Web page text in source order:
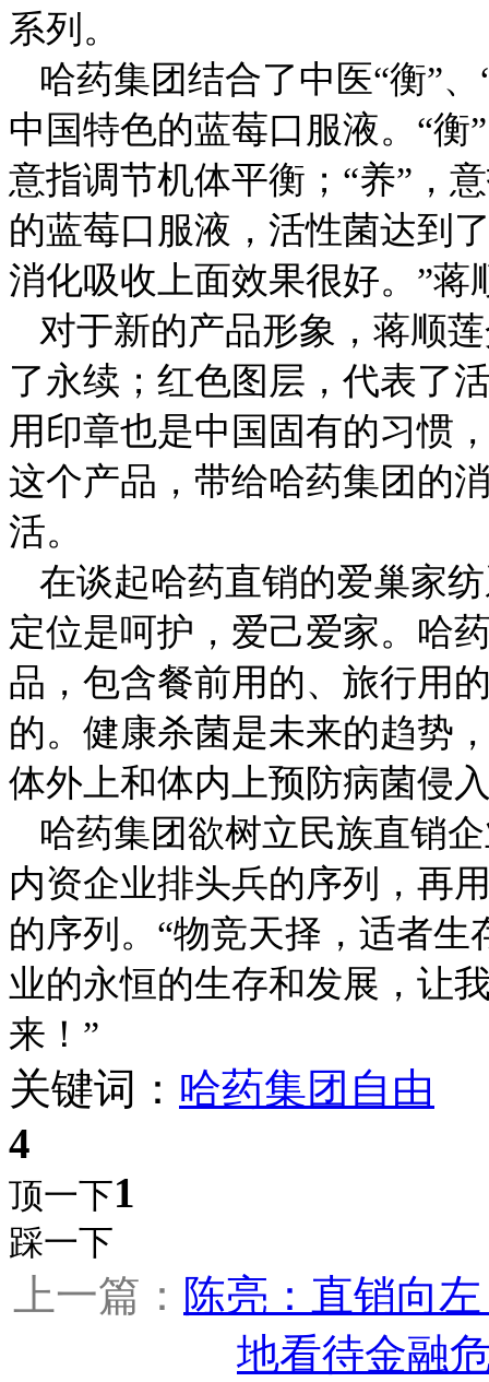
系列。
哈药集团结合了中医“衡”
中国特色的蓝莓口服液。“衡
意指调节机体平衡；“养”，
的蓝莓口服液，活性菌达到
消化吸收上面效果很好。”蒋
对于新的产品形象，蒋顺
了永续；红色图层，代表了
用印章也是中国固有的习惯
这个产品，带给哈药集团的
活。
在谈起哈药直销的爱巢家
定位是呵护，爱己爱家。哈
品，包含餐前用的、旅行用
的。健康杀菌是未来的趋势
体外上和体内上预防病菌侵
哈药集团欲树立民族直销
内资企业排头兵的序列，再
的序列。“物竞天择，适者生
业的永恒的生存和发展，让
来！”
关键词： 哈药集团 自由
4
顶一下1
踩一下
上一篇： 陈亮：直销向
地看待金融